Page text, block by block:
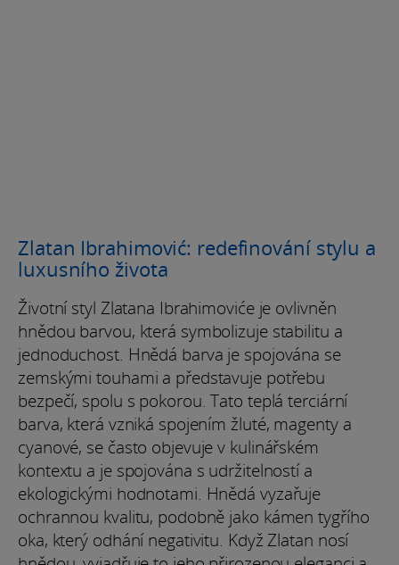
Zlatan Ibrahimović: redefinování stylu a
luxusního života
Životní styl Zlatana Ibrahimoviće je ovlivněn
hnědou barvou, která symbolizuje stabilitu a
jednoduchost. Hnědá barva je spojována se
zemskými touhami a představuje potřebu
bezpečí, spolu s pokorou. Tato teplá terciární
barva, která vzniká spojením žluté, magenty a
cyanové, se často objevuje v kulinářském
kontextu a je spojována s udržitelností a
ekologickými hodnotami. Hnědá vyzařuje
ochrannou kvalitu, podobně jako kámen tygřího
oka, který odhání negativitu. Když Zlatan nosí